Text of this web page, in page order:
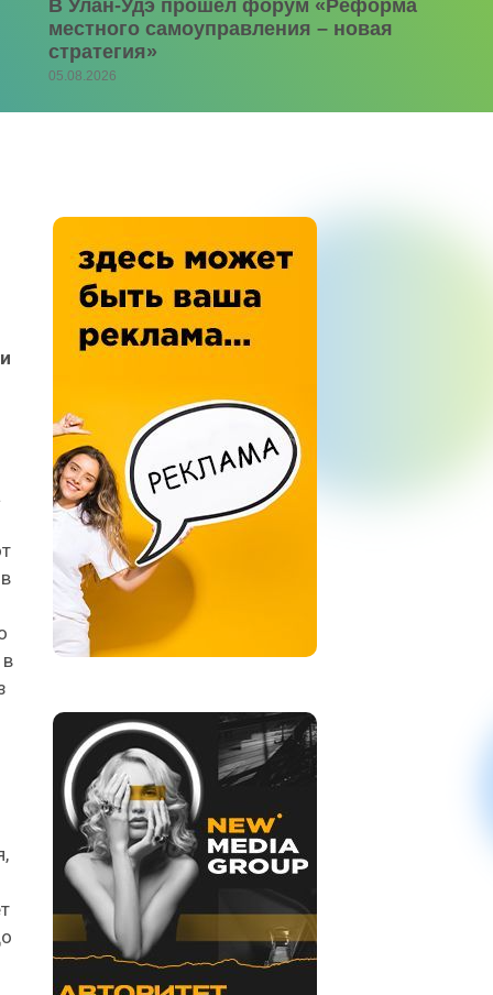
В Улан-Удэ прошёл форум «Реформа
местного самоуправления – новая
стратегия»
05.08.2026